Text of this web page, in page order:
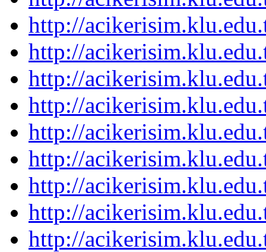
http://
http://
http://
http://
http://
http://
http://
http://
http://